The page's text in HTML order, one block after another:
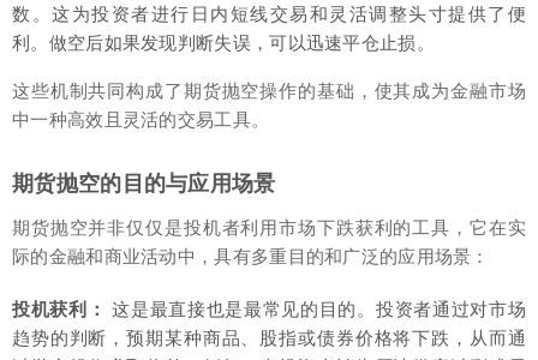
数。这为投资者进行日内短线交易和灵活调整头寸提供了便
利。做空后如果发现判断失误，可以迅速平仓止损。
这些机制共同构成了期货抛空操作的基础，使其成为金融市场
中一种高效且灵活的交易工具。
期货抛空的目的与应用场景
期货抛空并非仅仅是投机者利用市场下跌获利的工具，它在实
际的金融和商业活动中，具有多重目的和广泛的应用场景：
投机获利： 这是最直接也是最常见的目的。投资者通过对市场
趋势的判断，预期某种商品、股指或债券价格将下跌，从而通